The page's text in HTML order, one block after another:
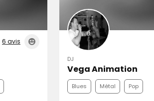
6 avis
DJ
Vega Animation
Blues Métal Pop